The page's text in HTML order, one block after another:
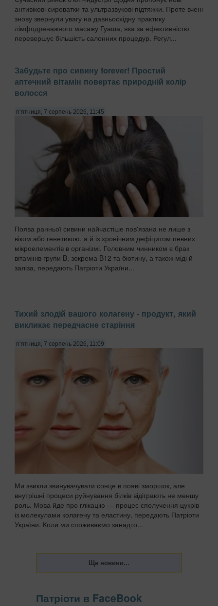
антивікові сироватки та ультразвукові підтяжки. Проте вчені
знову звернули увагу на давньосхідну практику
лімфодренажного масажу Гуаша, яка за ефективністю
перевершує більшість салонних процедур. Регул...
Забудьте про сивину forever! Простий
аптечний вітамін повертає природній колір
волосся
п’ятниця, 7 серпень 2026, 11:45
Поява ранньої сивини найчастіше пов'язана не лише з
віком або генетикою, а й із хронічним дефіцитом певних
мікроелементів в організмі. Головним чинником є брак
вітамінів групи B, зокрема B12 та біотину, а також міді й
заліза, передають Патріоти України...
Тихий злодій вашого колагену - продукт, який
викликає передчасне старіння
п’ятниця, 7 серпень 2026, 11:09
Ми звикли звинувачувати сонце в появі зморшок, але
внутрішні процеси руйнування білків відіграють не меншу
роль. Мова йде про глікацію — процес сполучення цукрів
із молекулами колагену та еластину, передають Патріоти
України. Коли ми споживаємо занадто...
Патріоти в FaceBook